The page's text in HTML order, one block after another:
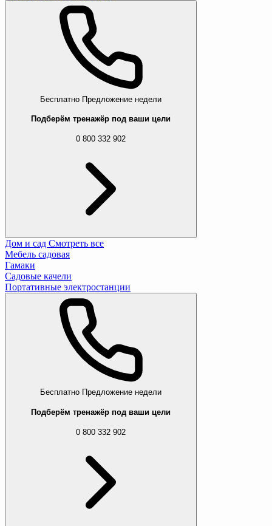
Бесплатно Предложение недели
Подберём тренажёр под ваши цели
0 800 332 902
Дом и сад Смотреть все
Мебель садовая
Гамаки
Садовые качели
Портативные электростанции
Бесплатно Предложение недели
Подберём тренажёр под ваши цели
0 800 332 902